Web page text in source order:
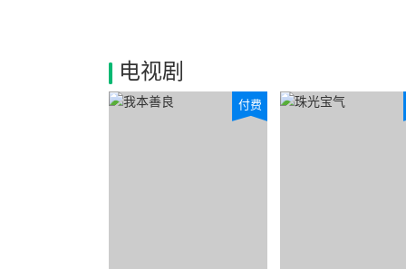
电视剧
付费